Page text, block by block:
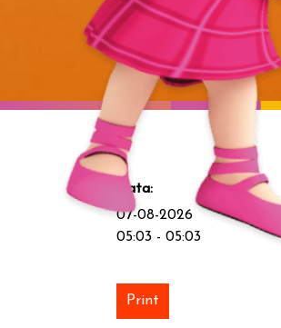
Data:
07-08-2026
05:03 - 05:03
Print